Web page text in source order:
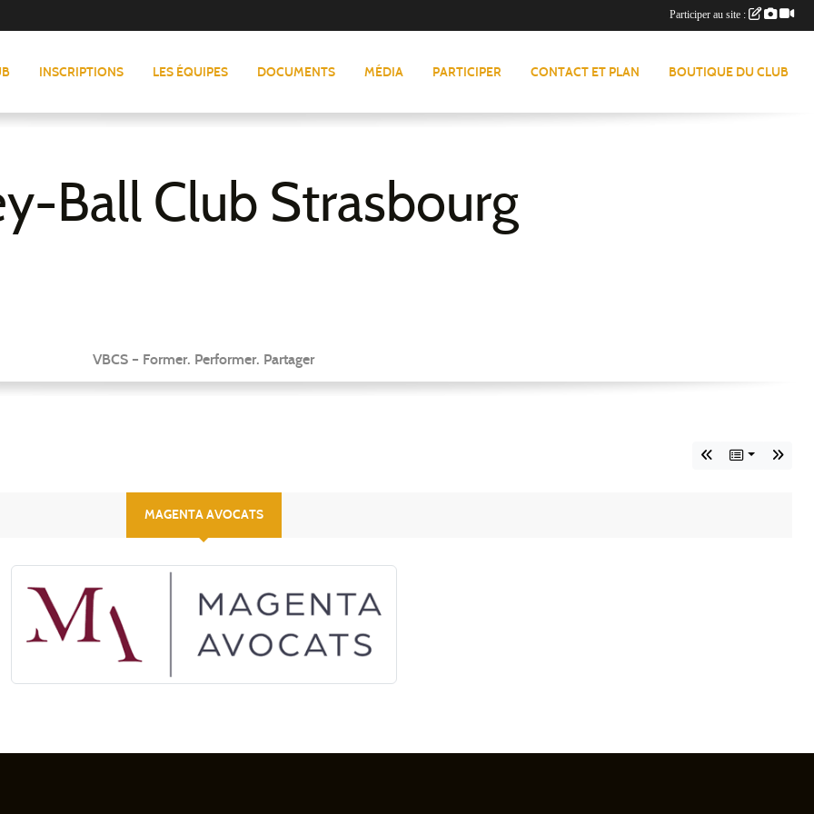
INSCRIPTIONS LES ÉQUIPES DOCUMENTS MÉDIA PARTICIPER CONTACT ET PLAN BOUTIQUE DU CLUB
Ball Club Strasbourg
VBCS – Former. Performer. Partager
MAGENTA AVOCATS
Participer au site :